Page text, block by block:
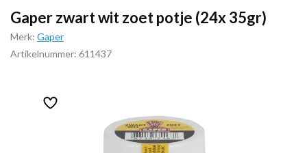
Gaper zwart wit zoet potje (24x 35gr)
Merk: Gaper
Artikelnummer: 611437